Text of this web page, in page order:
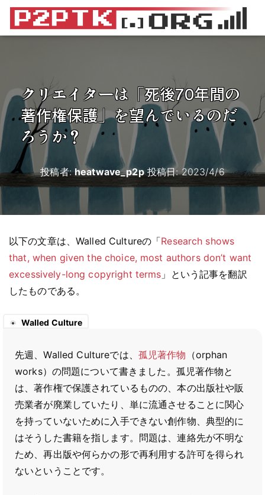
クリエイターは「死後70年間の
著作権保護」を望んでいるのだ
ろうか？
投稿者:heatwave_p2p投稿日:2023/4/6
以下の文章は、Walled Cultureの「Research shows
that, when given the choice, most authors don’t want
excessively-long copyright terms 」という記事を翻訳
したものである。
Walled Culture
先週、Walled Cultureでは、 孤児著作物 （orphan
works）の問題について書きました。孤児著作物と
は、著作権で保護されているものの、本の出版社や販
売業者が廃業していたり、単に流通させることに関心
を持っていないために入手できない創作物、典型的に
はそうした書籍を指します。問題は、連絡先が不明な
ため、再出版や何らかの形で再利用する許可を得られ
ないということです。